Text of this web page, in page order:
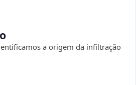
a origem da infiltração